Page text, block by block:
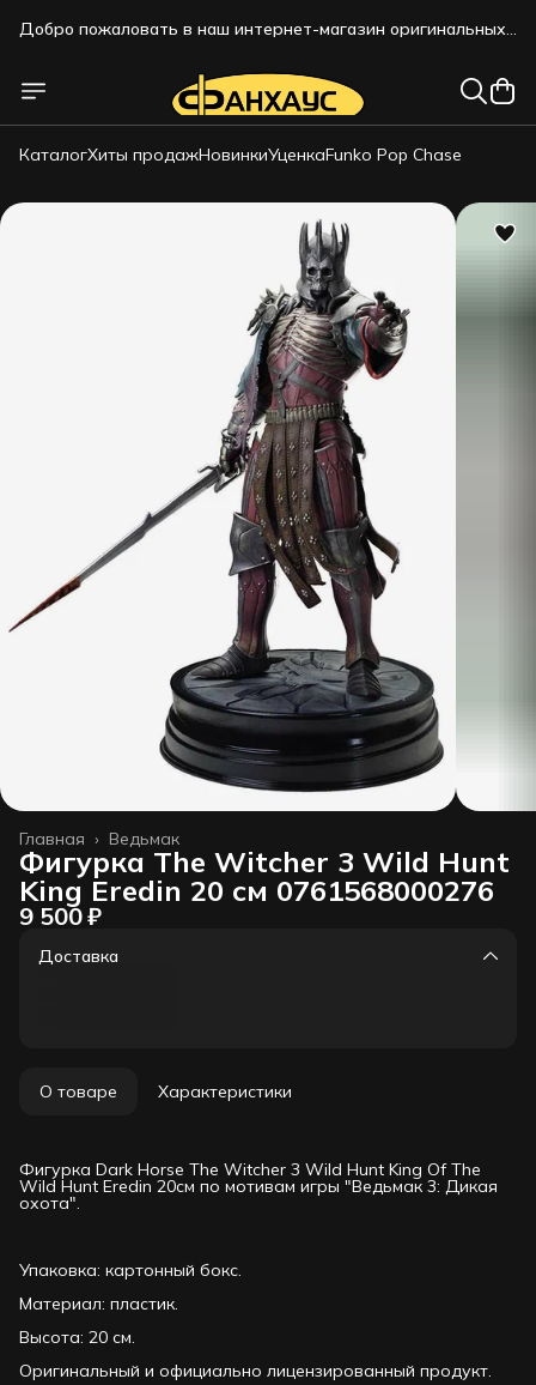
Добро пожаловать в наш интернет-магазин оригинальных
Добро пожаловать в наш интернет-магазин оригинальных
коллекционных фигурок!!!
КаталогХиты продажНовинкиУценкаFunko Pop Chase
Ведьмак
Главная ›
Фигурка The Witcher 3 Wild Hunt
King Eredin 20 см 0761568000276
9 500 ₽
Доставка
О товаре Характеристики
Фигурка Dark Horse The Witcher 3 Wild Hunt King Of The
Wild Hunt Eredin 20см по мотивам игры "Ведьмак 3: Дикая
охота".
Упаковка: картонный бокс.
Материал: пластик.
Высота: 20 см.
Оригинальный и официально лицензированный продукт.